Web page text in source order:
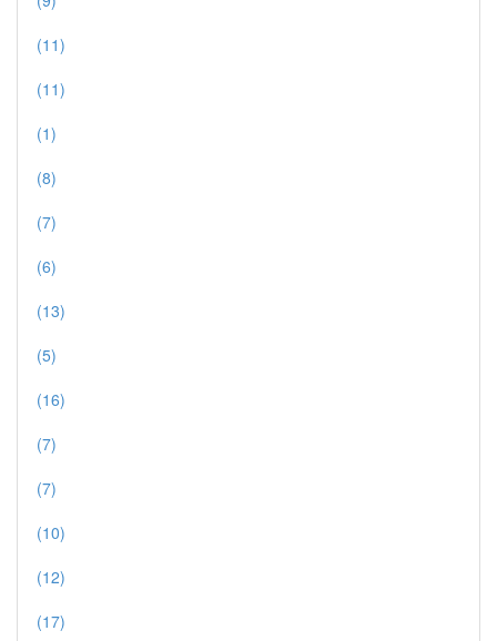
(11)
(11)
(1)
(8)
(7)
(6)
(13)
(5)
(16)
(7)
(7)
(10)
(12)
(17)